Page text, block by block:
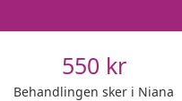
550 kr
Behandlingen sker i Niana